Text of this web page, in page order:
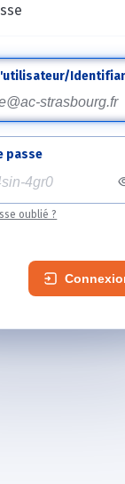
Identifiant
oublié ?
Connexion